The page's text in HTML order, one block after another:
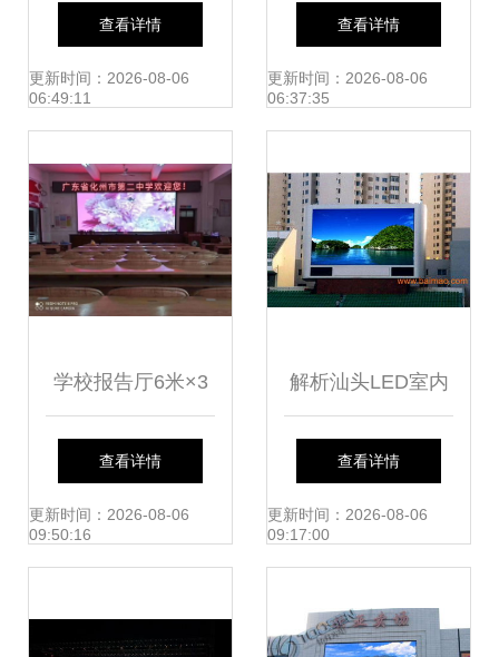
慈P1.86小间距
LED显示屏为上海
全新智能会议系统
查看详情
更新时间：2026-08-06
06:49:11
32S室内LED显示
屏规格参数详解
查看详情
更新时间：2026-08-06
06:37:35
学校报告厅6米×3
米P3LED彩色大屏
工期与价格分析
查看详情
更新时间：2026-08-06
09:50:16
解析汕头LED室内
全彩显示屏的选择
与价格指南
查看详情
更新时间：2026-08-06
09:17:00